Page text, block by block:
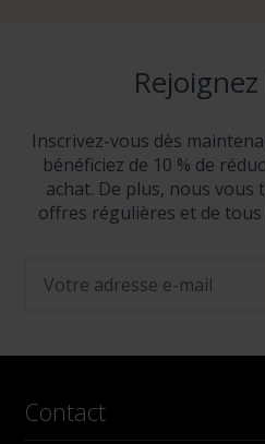
Inscrivez-vous dès
bénéficiez de 10 % de
achat. De plus, nous vous
offres régulières et de
Contact